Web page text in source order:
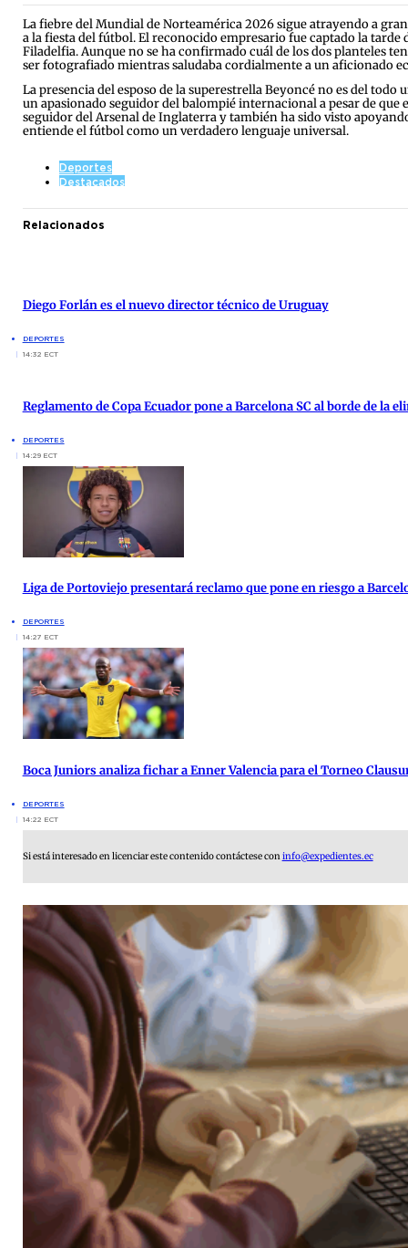
La fiebre del Mundial de Norteamérica 2026 sigue atrayendo a
a la fiesta del fútbol. El reconocido empresario fue captado la
Filadelfia. Aunque no se ha confirmado cuál de los dos planteles
ser fotografiado mientras saludaba cordialmente a un aficionado
La presencia del esposo de la superestrella Beyoncé no es del
un apasionado seguidor del balompié internacional a pesar de
seguidor del Arsenal de Inglaterra y también ha sido visto
entiende el fútbol como un verdadero lenguaje universal.
Deportes
Destacados
Relacionados
Diego Forlán es el nuevo director técnico de Uruguay
DEPORTES
14:32 ECT
Reglamento de Copa Ecuador pone a Barcelona SC al borde de la
DEPORTES
14:29 ECT
Liga de Portoviejo presentará reclamo que pone en riesgo a
DEPORTES
14:27 ECT
Boca Juniors analiza fichar a Enner Valencia para el Torneo
DEPORTES
14:22 ECT
Si está interesado en licenciar este contenido contáctese coninfo@expedientes.ec